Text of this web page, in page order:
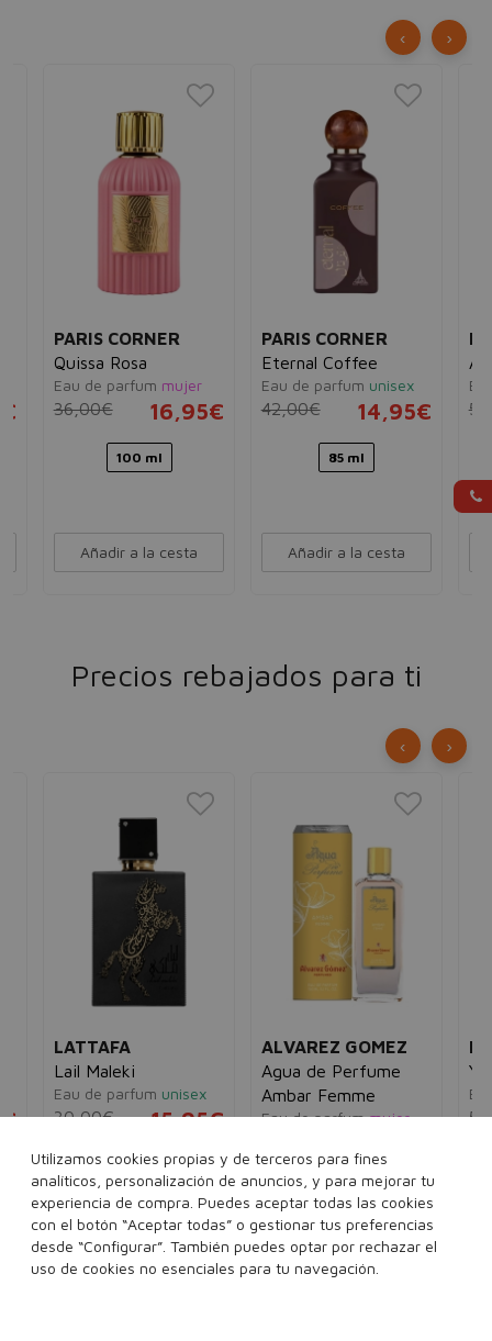
PARIS CORNER
Quissa Rosa
Eau de parfum mujer
36,00€ 16,95€
100 ml
Añadir a la cesta
PARIS CORNER
Eternal Coffee
Eau de parfum unisex
42,00€ 14,95€
85 ml
Añadir a la cesta
‹ ›
Precios rebajados para ti
LATTAFA
Lail Maleki
Eau de parfum unisex
30,00€ 15,95€
100 ml
Añadir a la cesta
ALVAREZ GOMEZ
Agua de Perfume
Ambar Femme
Eau de parfum mujer
150ml + 30ml ml 30 ml
150 ml Ver 1 set
Añadir a la cesta
‹ ›
Utilizamos cookies propias y de terceros para fines
analíticos, personalización de anuncios, y para mejorar tu
experiencia de compra. Puedes aceptar todas las cookies
con el botón “Aceptar todas” o gestionar tus preferencias
desde “Configurar”. También puedes optar por rechazar el
uso de cookies no esenciales para tu navegación.